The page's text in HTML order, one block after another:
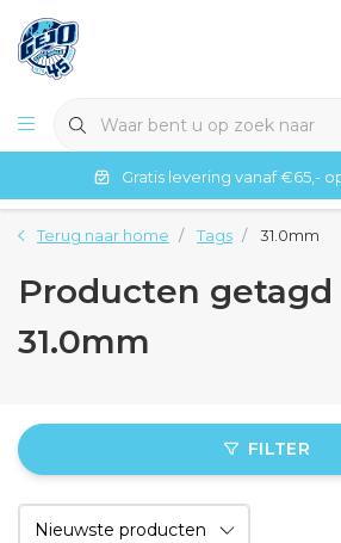
Gratis levering vanaf €65,-
Terug naar home Tags 31.0mm
Producten
31.0mm
FILTER